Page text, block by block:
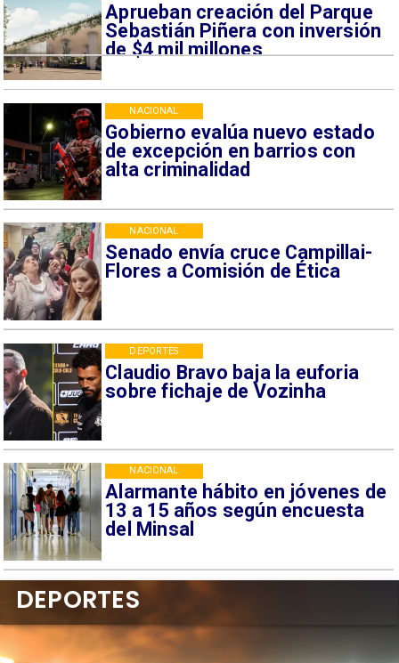
Aprueban creación del Parque
Sebastián Piñera con inversión
de $4 mil millones
Gobierno evalúa nuevo estado
de excepción en barrios con
alta criminalidad
NACIONAL
Senado envía cruce Campillai-
Flores a Comisión de Ética
NACIONAL
Claudio Bravo baja la euforia
sobre fichaje de Vozinha
DEPORTES
Alarmante hábito en jóvenes de
13 a 15 años según encuesta
del Minsal
NACIONAL
DEPORTES